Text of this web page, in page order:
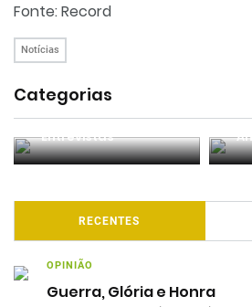
Fonte: Record
Notícias
Categorias
Entrevistas
RECENTES
OPINIÃO
Guerra, Glória e Honra